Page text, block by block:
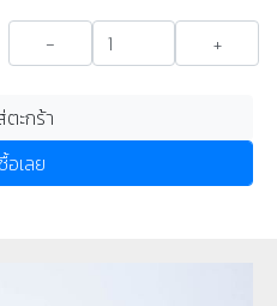
- +
ตะกร้า
ซื้อเลย